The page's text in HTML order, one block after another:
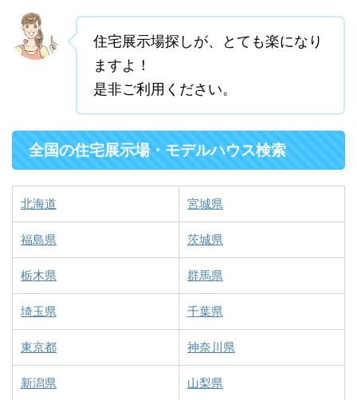
住宅展示場探しが、とても楽になり
ますよ！
是非ご利用ください。
全国の住宅展示場・モデルハウス検索
北海道 宮城県
福島県 茨城県
栃木県 群馬県
埼玉県 千葉県
東京都 神奈川県
新潟県 山梨県